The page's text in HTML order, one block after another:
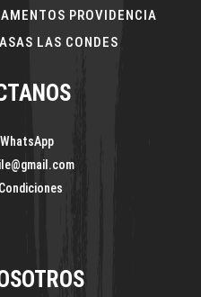
PROVIDENCIA
LAS CONDES